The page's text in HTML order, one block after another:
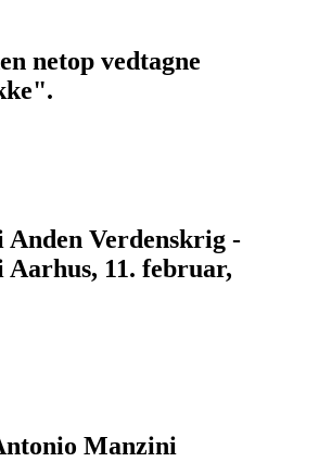
netop vedtagne
Anden Verdenskrig -
11. februar,
Manzini